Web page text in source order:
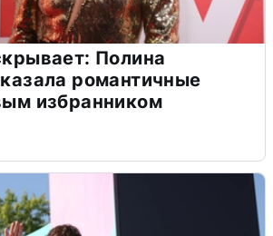
Полина
романтичные
избранником